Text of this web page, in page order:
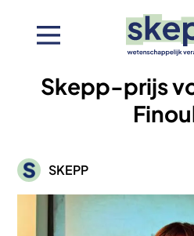
Skepp-prijs
Afbeelding
SKEPP
Afbeelding